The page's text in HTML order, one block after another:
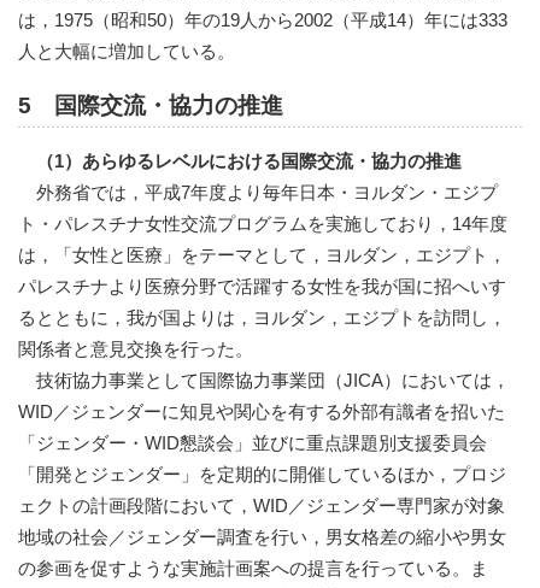
は，1975（昭和50）年の19人から2002（平成14）年には333
人と大幅に増加している。
5 国際交流・協力の推進
（1）あらゆるレベルにおける国際交流・協力の推進
外務省では，平成7年度より毎年日本・ヨルダン・エジプ
ト・パレスチナ女性交流プログラムを実施しており，14年度
は，「女性と医療」をテーマとして，ヨルダン，エジプト，
パレスチナより医療分野で活躍する女性を我が国に招へいす
るとともに，我が国よりは，ヨルダン，エジプトを訪問し，
関係者と意見交換を行った。
技術協力事業として国際協力事業団（JICA）においては，
WID／ジェンダーに知見や関心を有する外部有識者を招いた
「ジェンダー・WID懇談会」並びに重点課題別支援委員会
「開発とジェンダー」を定期的に開催しているほか，プロジ
ェクトの計画段階において，WID／ジェンダー専門家が対象
地域の社会／ジェンダー調査を行い，男女格差の縮小や男女
の参画を促すような実施計画案への提言を行っている。ま